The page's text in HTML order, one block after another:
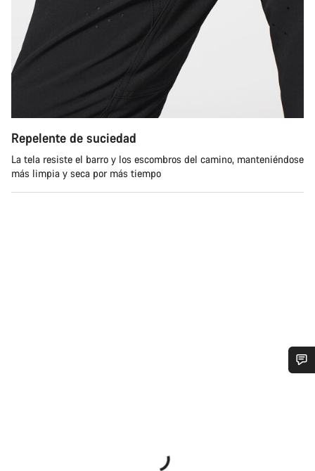
Repelente de suciedad
La tela resiste el barro y los escombros del camino, manteniéndose
más limpia y seca por más tiempo